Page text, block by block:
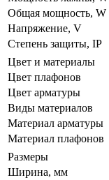
Общая мощность, W
Напряжение, V
Степень защиты, IP
Цвет и материалы
Цвет плафонов
Цвет арматуры
Виды материалов
Материал арматуры
Материал плафонов
Размеры
Ширина, мм